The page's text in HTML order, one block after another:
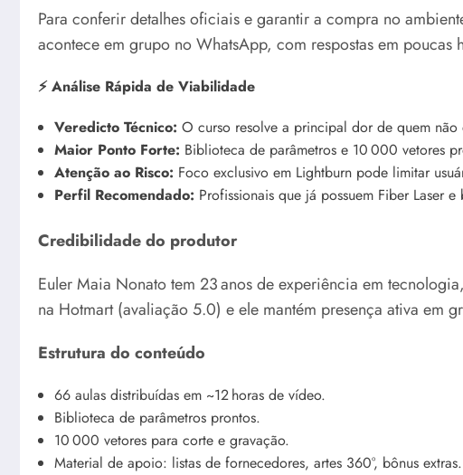
Para conferir detalhes oficiais e garantir a compra no
acontece em grupo no WhatsApp, com respostas em poucas
⚡ Análise Rápida de Viabilidade
Veredicto Técnico: O curso resolve a principal dor de quem
Maior Ponto Forte: Biblioteca de parâmetros e 10 000 vetores
Atenção ao Risco: Foco exclusivo em Lightburn pode limitar
Perfil Recomendado: Profissionais que já possuem Fiber Laser
Credibilidade do produtor
Euler Maia Nonato tem 23 anos de experiência em
na Hotmart (avaliação 5.0) e ele mantém presença ativa em
Estrutura do conteúdo
66 aulas distribuídas em ~12 horas de vídeo.
Biblioteca de parâmetros prontos.
10 000 vetores para corte e gravação.
Material de apoio: listas de fornecedores, artes 360°, bônus extras.